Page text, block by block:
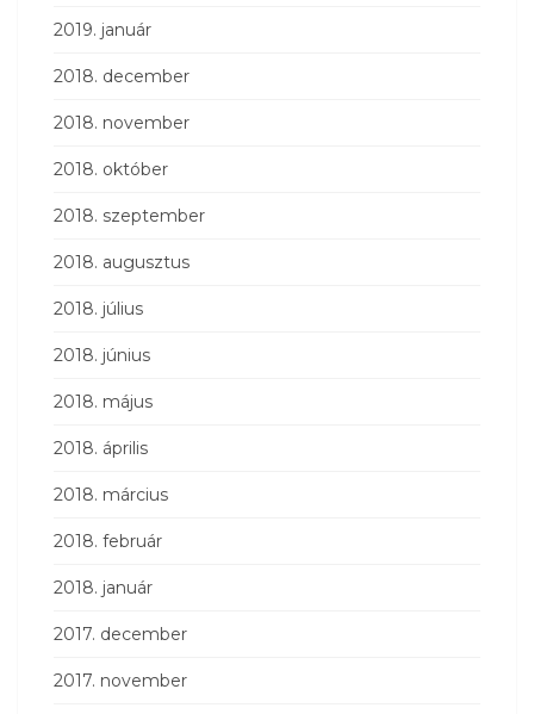
2019. január
2018. december
2018. november
2018. október
2018. szeptember
2018. augusztus
2018. július
2018. június
2018. május
2018. április
2018. március
2018. február
2018. január
2017. december
2017. november